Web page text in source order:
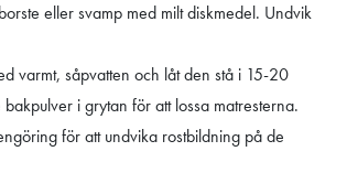
eller svamp med milt diskmedel. Undvik
varmt, såpvatten och låt den stå i 15-20
i grytan för att lossa matresterna.
för att undvika rostbildning på de